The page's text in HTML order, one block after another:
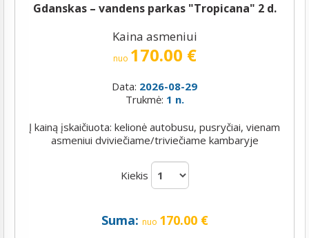
Gdanskas – vandens parkas "Tropicana" 2 d.
Kaina asmeniui
nuo 170.00 €
Data: 2026-08-29
Trukmė: 1 n.
Į kainą įskaičiuota: kelionė autobusu, pusryčiai, vienam
asmeniui dviviečiame/triviečiame kambaryje
Kiekis
Suma: nuo 170.00€